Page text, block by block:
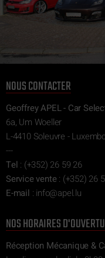
NOUS CONTACTER
Geoffrey APEL - Car
6a, Um Woeller
L-4410 Soleuvre -
---
Tel : (+352) 26 59 26
Service vente: (+352) 26
E-mail : ul.l
epa@of
ni
NOS HORAIRES
Réception Mécanique &